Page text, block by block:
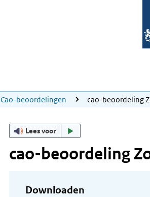
Cao-beoordelingen cao-beoordeling
Lees voor
cao-beoordeling
Downloaden